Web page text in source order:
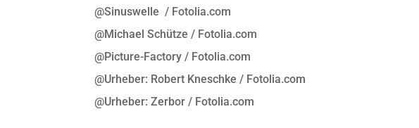
@Sinuswelle / Fotolia.com
@Michael Schütze / Fotolia.com
@Picture-Factory / Fotolia.com
@Urheber: Robert Kneschke / Fotolia.com
@Urheber: Zerbor / Fotolia.com